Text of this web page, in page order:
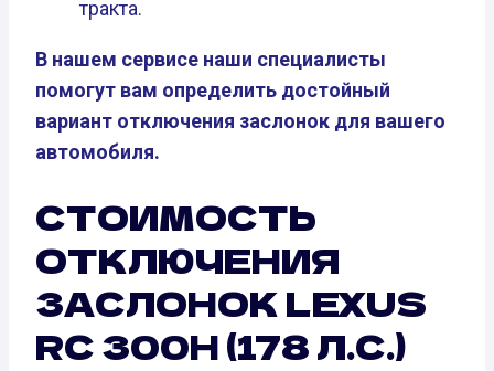
тракта.
В нашем сервисе наши специалисты
помогут вам определить достойный
вариант отключения заслонок для вашего
автомобиля.
СТОИМОСТЬ
ОТКЛЮЧЕНИЯ
ЗАСЛОНОК LEXUS
RC 300H (178 Л.С.)